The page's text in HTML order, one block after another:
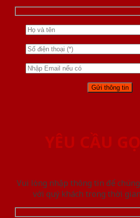
YÊU CẦU
Vui lòng nhập thông tin để
với quý khách trong thời